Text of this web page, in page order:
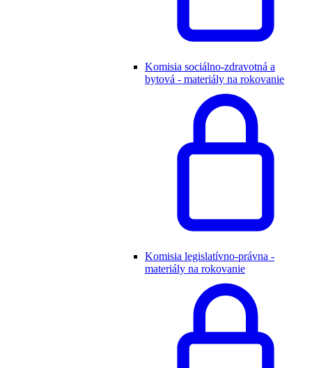
Komisia sociálno-zdravotná a
bytová - materiály na rokovanie
Komisia legislatívno-právna -
materiály na rokovanie